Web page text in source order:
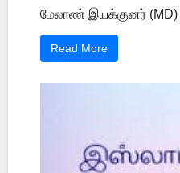
மேலாண் இயக்குனர்
Read More